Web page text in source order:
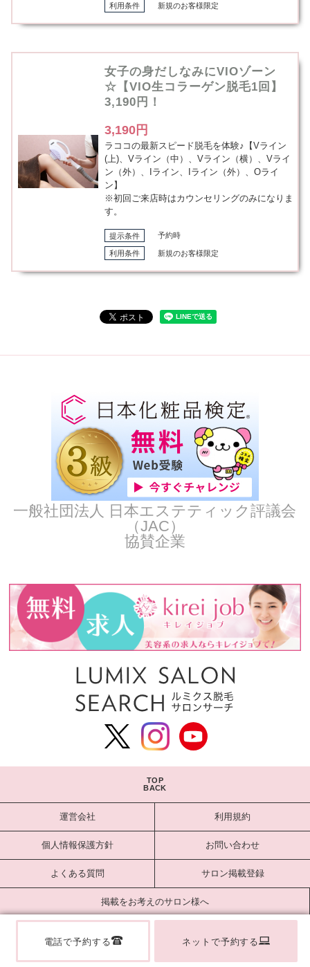
電話で予約する ネットで予約する
利用条件 新規のお客様限定
女子の身だしなみにVIOゾーン
☆【VIO生コラーゲン脱毛1回】
3,190円！
3,190円
ラココの最新スピード脱毛を体験♪【Vライン
(上)、Vライン（中）、Vライン（横）、Vライ
ン（外）、Iライン、Iライン（外）、Oライ
ン】
※初回ご来店時はカウンセリングのみになりま
す。
提示条件 予約時
利用条件 新規のお客様限定
一般社団法人 日本エステティック評議会
（JAC）
協賛企業
TOP
BACK
運営会社 利用規約
個人情報保護方針 お問い合わせ
よくある質問 サロン掲載登録
掲載をお考えのサロン様へ